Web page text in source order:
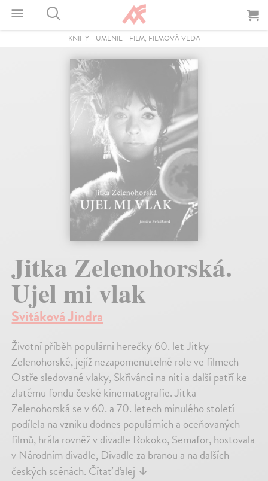
KNIHY- UMENIE- FILM, FILMOVÁ VEDA
Jitka Zelenohorská.
Ujel mi vlak
Svitáková Jindra
Životní příběh populární herečky 60. let Jitky
Zelenohorské, jejíž nezapomenutelné role ve filmech
Ostře sledované vlaky, Skřivánci na niti a další patří ke
zlatému fondu české kinematografie. Jitka
Zelenohorská se v 60. a 70. letech minulého století
podílela na vzniku dodnes populárních a oceňovaných
filmů, hrála rovněž v divadle Rokoko, Semafor, hostovala
v Národním divadle, Divadle za branou a na dalších
českých scénách.Čítať ďalej↓